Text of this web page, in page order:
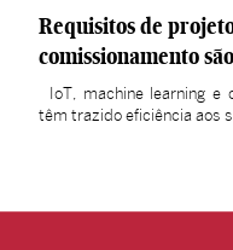
Requisitos de
comissionamento
IoT, machine learning e
têm trazido eficiência aos